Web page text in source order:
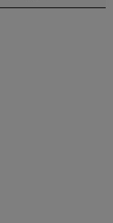
인 영향을 미칠 수 있습니다